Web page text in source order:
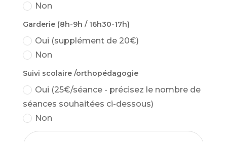
Non
Garderie (8h-9h / 16h30-17h)
Oui (supplément de 20€)
Non
Suivi scolaire /orthopédagogie
Oui (25€/séance - précisez le nombre de
séances souhaitées ci-dessous)
Non